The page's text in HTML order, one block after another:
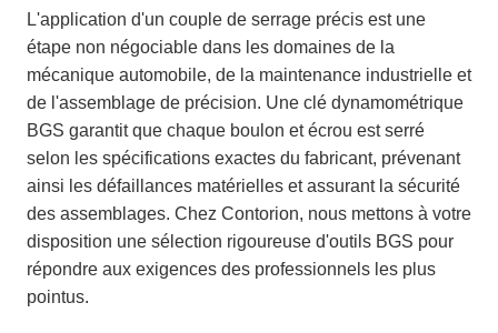
L'application d'un couple de serrage précis est une
étape non négociable dans les domaines de la
mécanique automobile, de la maintenance industrielle et
de l'assemblage de précision. Une clé dynamométrique
BGS garantit que chaque boulon et écrou est serré
selon les spécifications exactes du fabricant, prévenant
ainsi les défaillances matérielles et assurant la sécurité
des assemblages. Chez Contorion, nous mettons à votre
disposition une sélection rigoureuse d'outils BGS pour
répondre aux exigences des professionnels les plus
pointus.